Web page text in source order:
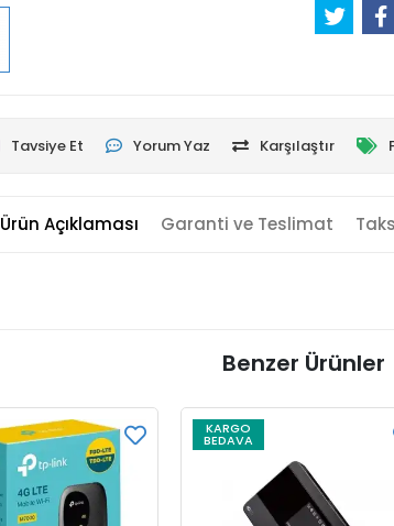
Tavsiye Et Yorum Yaz Karşılaştır
Ürün Açıklaması Garanti ve Teslimat
Benzer Ürünler
KARGO
BEDAVA